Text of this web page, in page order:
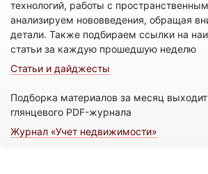
технологий, работы с
анализируем нововведения, обращая
детали. Также подбираем ссылки на
статьи за каждую прошедшую неделю
Статьи и дайджесты
Подборка материалов за месяц
глянцевого PDF-журнала
Журнал «Учет недвижимости»